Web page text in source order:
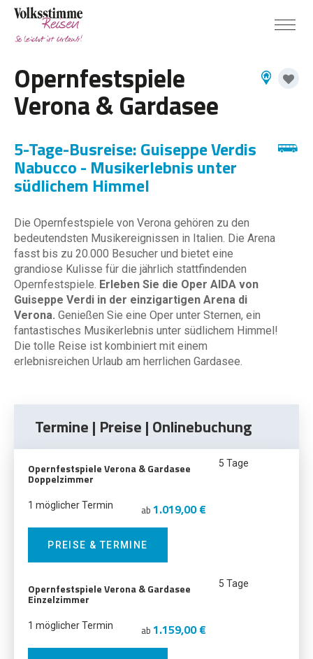
Opernfestspiele
Verona & Gardasee
5-Tage-Busreise: Guiseppe Verdis
Nabucco - Musikerlebnis unter
südlichem Himmel
Die Opernfestspiele von Verona gehören zu den
bedeutendsten Musikereignissen in Italien. Die Arena
fasst bis zu 20.000 Besucher und bietet eine
grandiose Kulisse für die jährlich stattfindenden
Opernfestspiele. Erleben Sie die Oper AIDA von
Guiseppe Verdi in der einzigartigen Arena di
Verona. Genießen Sie eine Oper unter Sternen, ein
fantastisches Musikerlebnis unter südlichem Himmel!
Die tolle Reise ist kombiniert mit einem
erlebnisreichen Urlaub am herrlichen Gardasee.
Termine | Preise | Onlinebuchung
Opernfestspiele Verona & Gardasee
Doppelzimmer
5 Tage
1 möglicher Termin ab 1.019,00 €
PREISE & TERMINE
Opernfestspiele Verona & Gardasee
Einzelzimmer
5 Tage
1 möglicher Termin ab 1.159,00 €